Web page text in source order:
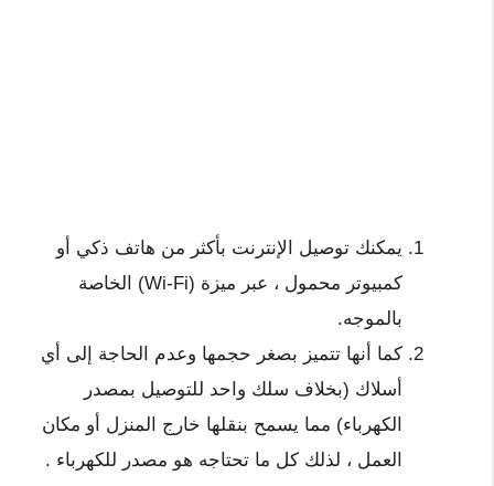
يمكنك توصيل الإنترنت بأكثر من هاتف ذكي أو
كمبيوتر محمول ، عبر ميزة (Wi-Fi) الخاصة
بالموجه.
كما أنها تتميز بصغر حجمها وعدم الحاجة إلى أي
أسلاك (بخلاف سلك واحد للتوصيل بمصدر
الكهرباء) مما يسمح بنقلها خارج المنزل أو مكان
العمل ، لذلك كل ما تحتاجه هو مصدر للكهرباء .